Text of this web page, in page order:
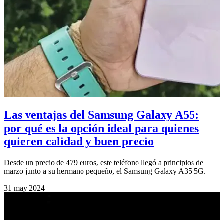
Las ventajas del Samsung Galaxy A55:
por qué es la opción ideal para quienes
quieren calidad y buen precio
Desde un precio de 479 euros, este teléfono llegó a principios de
marzo junto a su hermano pequeño, el Samsung Galaxy A35 5G.
31 may 2024